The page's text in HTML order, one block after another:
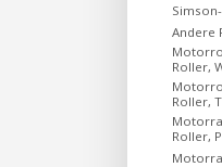
Andere
Roller,
Roller,
Roller,